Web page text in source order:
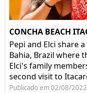
CONCHA BEACH
Pepi and Elci share
Bahia, Brazil where
Elci's family
second visit to
Publicado em 02/08/2022